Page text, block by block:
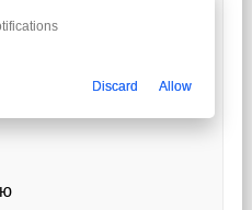
в надежных руках!
Discard Allow